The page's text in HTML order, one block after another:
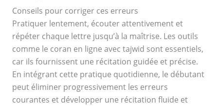
Conseils pour corriger ces erreurs
Pratiquer lentement, écouter attentivement et
répéter chaque lettre jusqu’à la maîtrise. Les outils
comme le coran en ligne avec tajwid sont essentiels,
car ils fournissent une récitation guidée et précise.
En intégrant cette pratique quotidienne, le débutant
peut éliminer progressivement les erreurs
courantes et développer une récitation fluide et